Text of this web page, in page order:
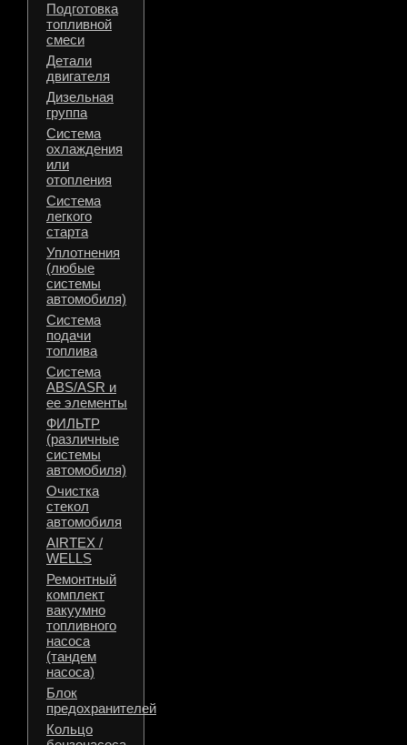
Подготовка
топливной
смеси
Детали
двигателя
Дизельная
группа
Система
охлаждения
или
отопления
Система
легкого
старта
Уплотнения
(любые
системы
автомобиля)
Система
подачи
топлива
Система
ABS/ASR и
ее элементы
ФИЛЬТР
(различные
системы
автомобиля)
Очистка
стекол
автомобиля
AIRTEX /
WELLS
Ремонтный
комплект
вакуумно
топливного
насоса
(тандем
насоса)
Блок
предохранителей
Кольцо